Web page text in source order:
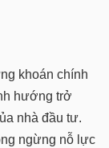
khoán chính
hướng trở
nhà đầu tư.
ngừng nỗ lực